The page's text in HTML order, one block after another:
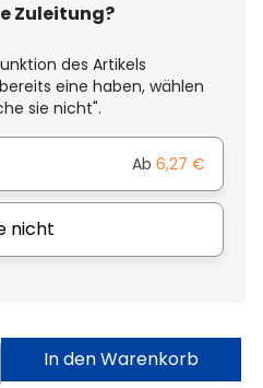
Zuleitung?
des Artikels
eine haben, wählen
sie nicht".
Ab 6,27 €
nicht
In den Warenkorb